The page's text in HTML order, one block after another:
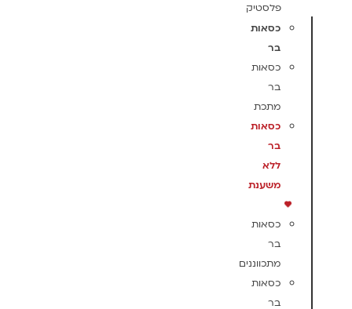
פלסטיק
כסאות
בר
כסאות
בר
מתכת
כסאות
בר
ללא
משענת
כסאות
בר
מתכווננים
כסאות
בר